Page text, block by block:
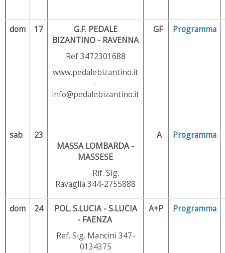
dom 17
G.F. PEDALE
BIZANTINO - RAVENNA
Ref 3472301688
www.pedalebizantino.it
-
info@pedalebizantino.it
GF Programma
sab
23
MASSA LOMBARDA -
MASSESE
Rif. Sig.
Ravaglia 344-2755888
A Programma
dom 24
POL. S.LUCIA - S.LUCIA
- FAENZA
Ref. Sig. Mancini 347-
0134375
A+P Programma